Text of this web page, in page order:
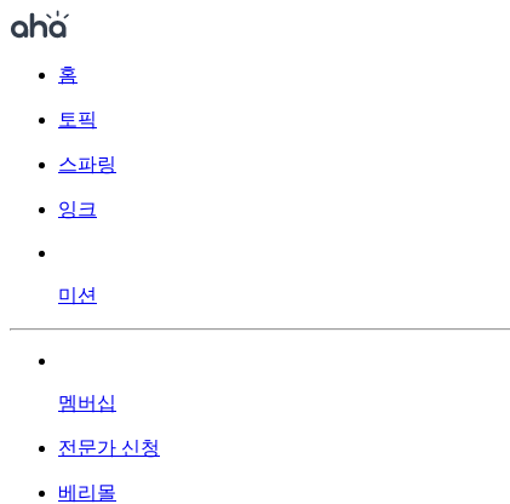
홈
토픽
스파링
잉크
미션
멤버십
전문가 신청
베리몰